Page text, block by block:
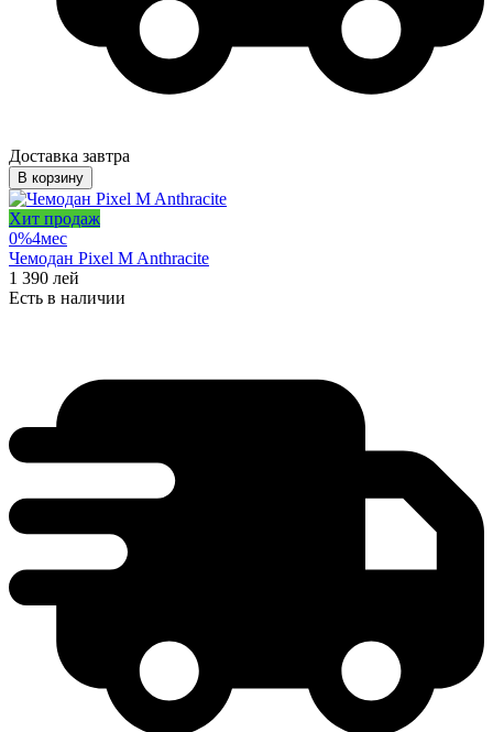
Доставка завтра
В корзину
Хит продаж
0%4мес
Чемодан Pixel M Anthracite
1 390 лей
Есть в наличии